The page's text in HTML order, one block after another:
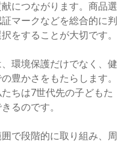
につながります。商品選
マークなどを総合的に判
をすることが大切です。
環境保護だけでなく、健
豊かさをもたらします。
ちは7世代先の子どもた
るのです。
で段階的に取り組み、周